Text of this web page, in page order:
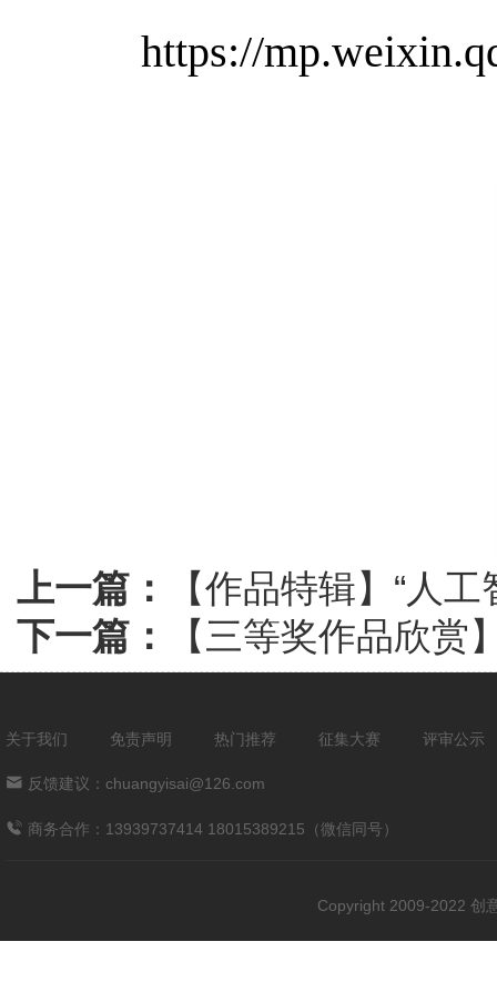
https://
上一篇：
【作品特辑】“人
下一篇：
【三等奖作品欣赏
关于我们 免责声明 热门推荐 征集大赛 评审公示
反馈建议：chuangyisai@126.com
商务合作：13939737414 18015389215（微信同号）
Copyright 2009-2022 创